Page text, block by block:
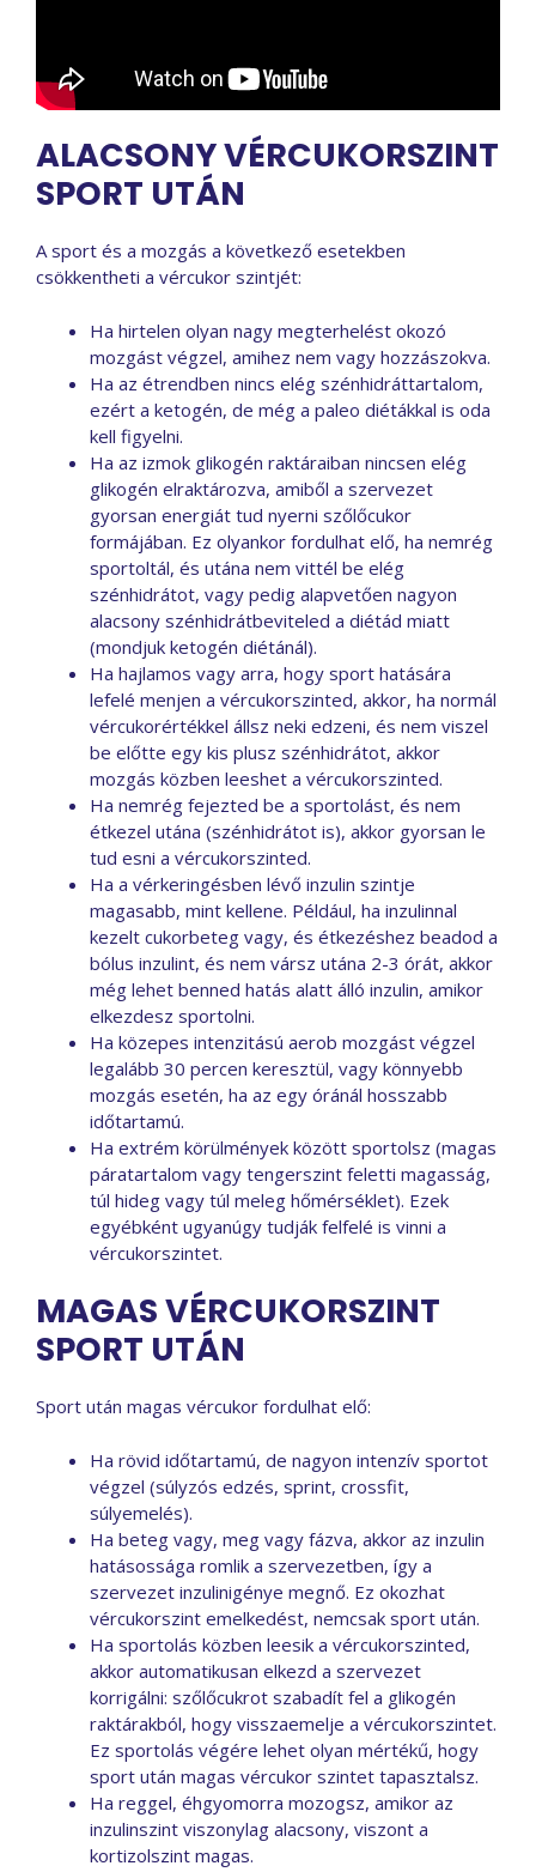
ALACSONY VÉRCUKORSZINT
SPORT UTÁN
A sport és a mozgás a következő esetekben
csökkentheti a vércukor szintjét:
Ha hirtelen olyan nagy megterhelést okozó
mozgást végzel, amihez nem vagy hozzászokva.
Ha az étrendben nincs elég szénhidráttartalom,
ezért a ketogén, de még a paleo diétákkal is oda
kell figyelni.
Ha az izmok glikogén raktáraiban nincsen elég
glikogén elraktározva, amiből a szervezet
gyorsan energiát tud nyerni szőlőcukor
formájában. Ez olyankor fordulhat elő, ha nemrég
sportoltál, és utána nem vittél be elég
szénhidrátot, vagy pedig alapvetően nagyon
alacsony szénhidrátbeviteled a diétád miatt
(mondjuk ketogén diétánál).
Ha hajlamos vagy arra, hogy sport hatására
lefelé menjen a vércukorszinted, akkor, ha normál
vércukorértékkel állsz neki edzeni, és nem viszel
be előtte egy kis plusz szénhidrátot, akkor
mozgás közben leeshet a vércukorszinted.
Ha nemrég fejezted be a sportolást, és nem
étkezel utána (szénhidrátot is), akkor gyorsan le
tud esni a vércukorszinted.
Ha a vérkeringésben lévő inzulin szintje
magasabb, mint kellene. Például, ha inzulinnal
kezelt cukorbeteg vagy, és étkezéshez beadod a
bólus inzulint, és nem vársz utána 2-3 órát, akkor
még lehet benned hatás alatt álló inzulin, amikor
elkezdesz sportolni.
Ha közepes intenzitású aerob mozgást végzel
legalább 30 percen keresztül, vagy könnyebb
mozgás esetén, ha az egy óránál hosszabb
időtartamú.
Ha extrém körülmények között sportolsz (magas
páratartalom vagy tengerszint feletti magasság,
túl hideg vagy túl meleg hőmérséklet). Ezek
egyébként ugyanúgy tudják felfelé is vinni a
vércukorszintet.
MAGAS VÉRCUKORSZINT
SPORT UTÁN
Sport után magas vércukor fordulhat elő:
Ha rövid időtartamú, de nagyon intenzív sportot
végzel (súlyzós edzés, sprint, crossfit,
súlyemelés).
Ha beteg vagy, meg vagy fázva, akkor az inzulin
hatásossága romlik a szervezetben, így a
szervezet inzulinigénye megnő. Ez okozhat
vércukorszint emelkedést, nemcsak sport után.
Ha sportolás közben leesik a vércukorszinted,
akkor automatikusan elkezd a szervezet
korrigálni: szőlőcukrot szabadít fel a glikogén
raktárakból, hogy visszaemelje a vércukorszintet.
Ez sportolás végére lehet olyan mértékű, hogy
sport után magas vércukor szintet tapasztalsz.
Ha reggel, éhgyomorra mozogsz, amikor az
inzulinszint viszonylag alacsony, viszont a
kortizolszint magas.